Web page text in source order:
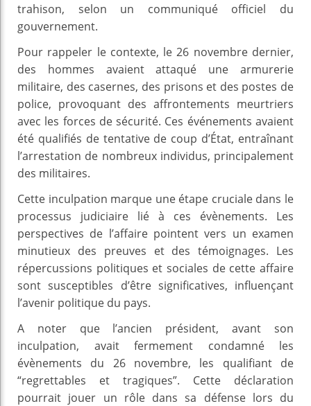
trahison, selon un communiqué officiel du
gouvernement.
Pour rappeler le contexte, le 26 novembre dernier,
des hommes avaient attaqué une armurerie
militaire, des casernes, des prisons et des postes de
police, provoquant des affrontements meurtriers
avec les forces de sécurité. Ces événements avaient
été qualifiés de tentative de coup d’État, entraînant
l’arrestation de nombreux individus, principalement
des militaires.
Cette inculpation marque une étape cruciale dans le
processus judiciaire lié à ces évènements. Les
perspectives de l’affaire pointent vers un examen
minutieux des preuves et des témoignages. Les
répercussions politiques et sociales de cette affaire
sont susceptibles d’être significatives, influençant
l’avenir politique du pays.
A noter que l’ancien président, avant son
inculpation, avait fermement condamné les
évènements du 26 novembre, les qualifiant de
“regrettables et tragiques”. Cette déclaration
pourrait jouer un rôle dans sa défense lors du